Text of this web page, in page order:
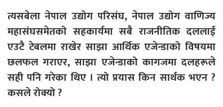
त्यसबेला नेपाल उद्योग परिसंघ, नेपाल उद्योग वाणिज्य
महासंघसमेतको सहकार्यमा सबै राजनीतिक दललाई
एउटै टेबलमा राखेर साझा आर्थिक एजेन्डाको विषयमा
छलफल गराएर, साझा एजेन्डाको कागजमा दलहरूले
सही पनि गरेका थिए । त्यो प्रयास किन सार्थक भएन ?
कसले रोक्यो ?